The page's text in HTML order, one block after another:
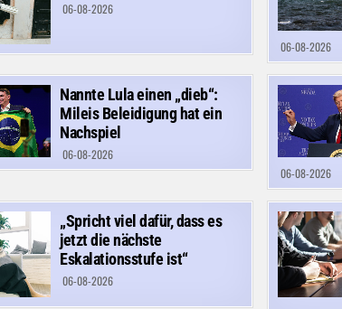
06-08-2026
06-08-2026
Nannte Lula einen „dieb“:
Mileis Beleidigung hat ein
Nachspiel
06-08-2026
06-08-2026
„Spricht viel dafür, dass es
jetzt die nächste
Eskalationsstufe ist“
06-08-2026